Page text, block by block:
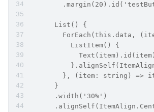
      List() {
ForEach(this.data,
          ListItem() {
            Text(item).id(item)
}, (item: string) =>
      }
      .width('30%')